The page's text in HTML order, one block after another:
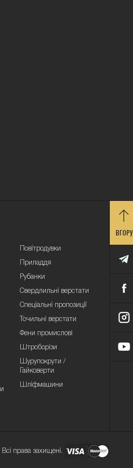
Повітродувки
Приладдя
Рубанки
Свердлильні верстати
Спеціальні пропозиції
Точильні верстати
Фени промислові
Штроборізи
Шурупокрути /
Гайковерти
Шліфмашини
ВГОРУ
права захищені.